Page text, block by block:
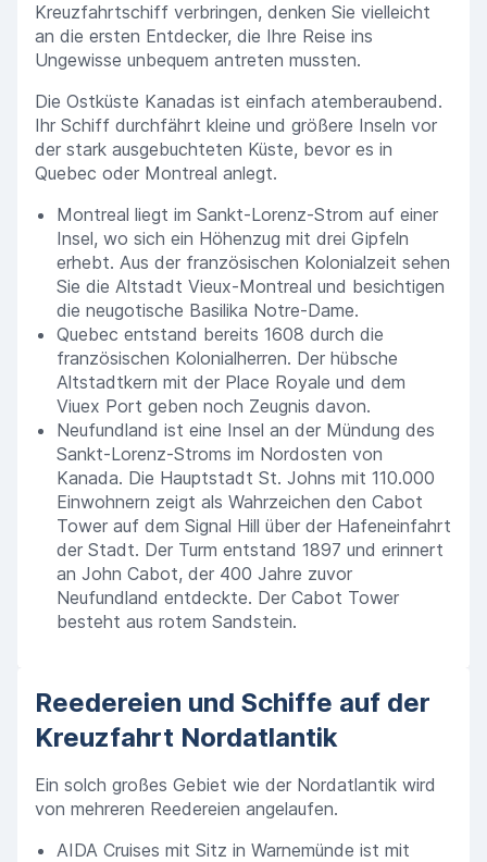
Kreuzfahrtschiff verbringen, denken Sie vielleicht
an die ersten Entdecker, die Ihre Reise ins
Ungewisse unbequem antreten mussten.
Die Ostküste Kanadas ist einfach atemberaubend.
Ihr Schiff durchfährt kleine und größere Inseln vor
der stark ausgebuchteten Küste, bevor es in
Quebec oder Montreal anlegt.
Montreal liegt im Sankt-Lorenz-Strom auf einer
Insel, wo sich ein Höhenzug mit drei Gipfeln
erhebt. Aus der französischen Kolonialzeit sehen
Sie die Altstadt Vieux-Montreal und besichtigen
die neugotische Basilika Notre-Dame.
Quebec entstand bereits 1608 durch die
französischen Kolonialherren. Der hübsche
Altstadtkern mit der Place Royale und dem
Viuex Port geben noch Zeugnis davon.
Neufundland ist eine Insel an der Mündung des
Sankt-Lorenz-Stroms im Nordosten von
Kanada. Die Hauptstadt St. Johns mit 110.000
Einwohnern zeigt als Wahrzeichen den Cabot
Tower auf dem Signal Hill über der Hafeneinfahrt
der Stadt. Der Turm entstand 1897 und erinnert
an John Cabot, der 400 Jahre zuvor
Neufundland entdeckte. Der Cabot Tower
besteht aus rotem Sandstein.
Reedereien und Schiffe auf der
Kreuzfahrt Nordatlantik
Ein solch großes Gebiet wie der Nordatlantik wird
von mehreren Reedereien angelaufen.
AIDA Cruises mit Sitz in Warnemünde ist mit